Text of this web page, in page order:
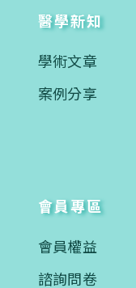
醫學新知
學術文章
案例分享
會員專區
會員權益
諮詢問卷